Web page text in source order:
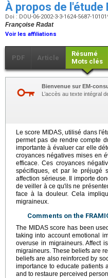
À propos de l'étude
Doi : DOU-06-2002-3-3-1624-5687-
Françoise Radat
Voir les affiliations
PDF Article
Résumé
Mots clés
Bienvenue sur EM-
L’accès au texte intégral
Le score MIDAS, utilisé dans
permet pas de rendre compte
importante à évaluer car elle
croyances négatives mises en
efficace. Ces croyances
spécifiques, et par le préjugé
affection sérieuse. Il importe
de veiller à ce qu'ils ne
face à la douleur. Cela
migraineux.
Comments on the
The MIDAS score has been
taking into account emotional
overuse in migraineurs. Affect
migraineurs. These beliefs are
beliefs are also reinforced by
importance to educate patients
and to restaure perceived